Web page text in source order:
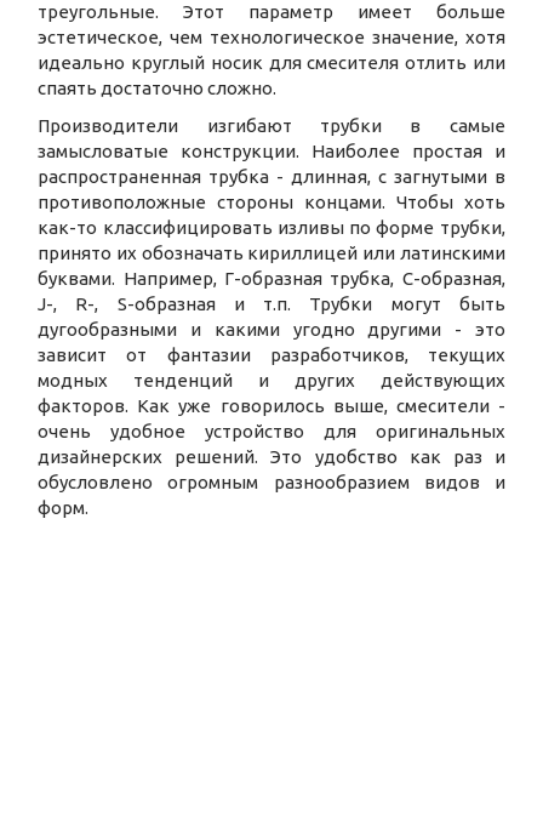
треугольные. Этот параметр имеет больше
эстетическое, чем технологическое значение, хотя
идеально круглый носик для смесителя отлить или
спаять достаточно сложно.
Производители изгибают трубки в самые
замысловатые конструкции. Наиболее простая и
распространенная трубка - длинная, с загнутыми в
противоположные стороны концами. Чтобы хоть
как-то классифицировать изливы по форме трубки,
принято их обозначать кириллицей или латинскими
буквами. Например, Г-образная трубка, С-образная,
J-, R-, S-образная и т.п. Трубки могут быть
дугообразными и какими угодно другими - это
зависит от фантазии разработчиков, текущих
модных тенденций и других действующих
факторов. Как уже говорилось выше, смесители -
очень удобное устройство для оригинальных
дизайнерских решений. Это удобство как раз и
обусловлено огромным разнообразием видов и
форм.